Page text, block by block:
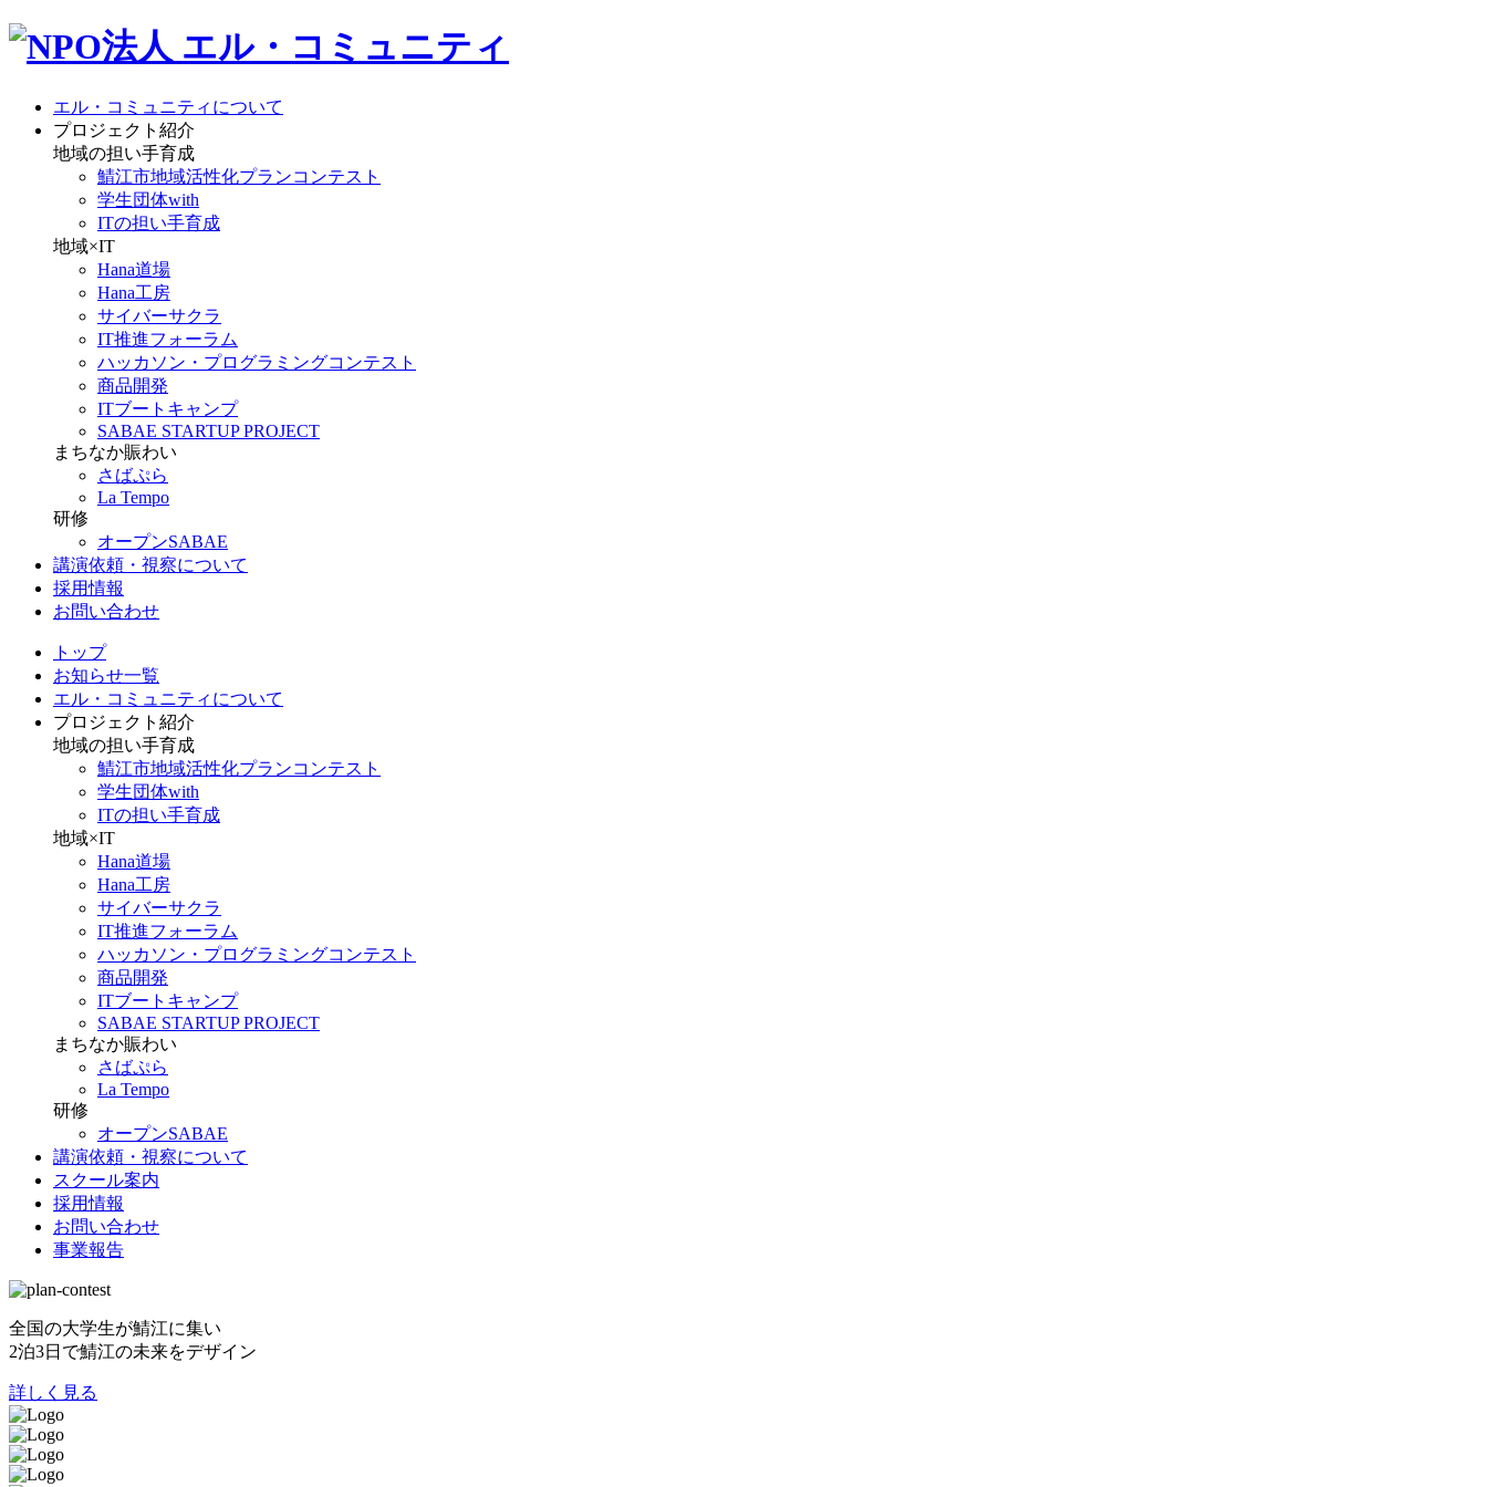
エル・コミュニティについて
プロジェクト紹介
地域の担い手育成
鯖江市地域活性化プランコンテスト
学生団体with
ITの担い手育成
地域×IT
Hana道場
Hana工房
サイバーサクラ
IT推進フォーラム
ハッカソン・プログラミングコンテスト
商品開発
ITブートキャンプ
SABAE STARTUP PROJECT
まちなか賑わい
さばぷら
La Tempo
研修
オープンSABAE
講演依頼・視察について
採用情報
お問い合わせ
トップ
お知らせ一覧
エル・コミュニティについて
プロジェクト紹介
地域の担い手育成
鯖江市地域活性化プランコンテスト
学生団体with
ITの担い手育成
地域×IT
Hana道場
Hana工房
サイバーサクラ
IT推進フォーラム
ハッカソン・プログラミングコンテスト
商品開発
ITブートキャンプ
SABAE STARTUP PROJECT
まちなか賑わい
さばぷら
La Tempo
研修
オープンSABAE
講演依頼・視察について
スクール案内
採用情報
お問い合わせ
事業報告
全国の大学生が鯖江に集い
2泊3日で鯖江の未来をデザイン
詳しく見る